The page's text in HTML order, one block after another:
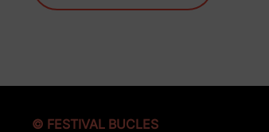
© FESTIVAL BUCLES